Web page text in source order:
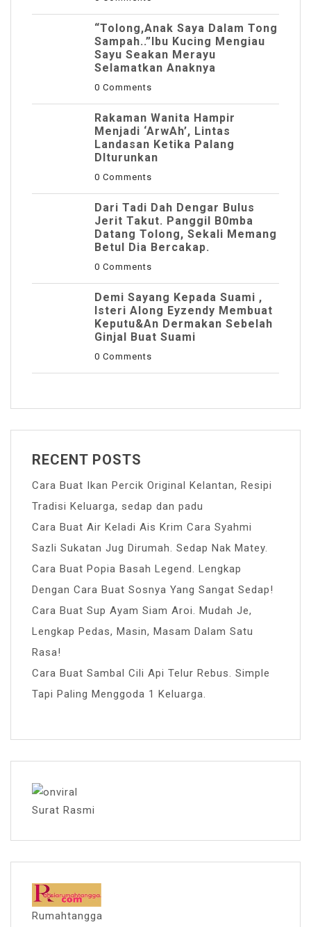
“Tolong,Anak Saya Dalam Tong
Sampah..”Ibu Kucing Mengiau
Sayu Seakan Merayu
Selamatkan Anaknya
0 Comments
Rakaman Wanita Hampir
Menjadi ‘ArwAh’, Lintas
Landasan Ketika Palang
DIturunkan
0 Comments
Dari Tadi Dah Dengar Bulus
Jerit Takut. Panggil B0mba
Datang Tolong, Sekali Memang
Betul Dia Bercakap.
0 Comments
Demi Sayang Kepada Suami ,
Isteri Along Eyzendy Membuat
Keputu&an Dermakan Sebelah
Ginjal Buat Suami
0 Comments
RECENT POSTS
Cara Buat Ikan Percik Original Kelantan, Resipi
Tradisi Keluarga, sedap dan padu
Cara Buat Air Keladi Ais Krim Cara Syahmi
Sazli Sukatan Jug Dirumah. Sedap Nak Matey.
Cara Buat Popia Basah Legend. Lengkap
Dengan Cara Buat Sosnya Yang Sangat Sedap!
Cara Buat Sup Ayam Siam Aroi. Mudah Je,
Lengkap Pedas, Masin, Masam Dalam Satu
Rasa!
Cara Buat Sambal Cili Api Telur Rebus. Simple
Tapi Paling Menggoda 1 Keluarga.
Surat Rasmi
Rumahtangga